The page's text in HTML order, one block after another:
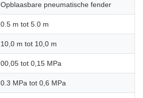
Opblaasbare pneumatische fender
0.5 m tot 5.0 m
10,0 m tot 10,0 m
00,05 tot 0,15 MPa
0.3 MPa tot 0,6 MPa